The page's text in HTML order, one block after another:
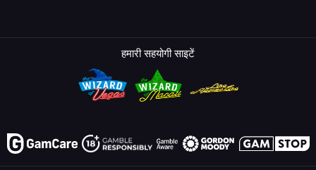
हमारी सहयोगी साइटें